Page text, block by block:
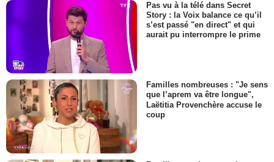
Pas vu à la télé dans Secret
Story : la Voix balance ce qu’il
s’est passé "en direct" et qui
aurait pu interrompre le prime
Familles nombreuses : "Je sens
que l’aprem va être longue",
Laëtitia Provenchère accuse le
coup